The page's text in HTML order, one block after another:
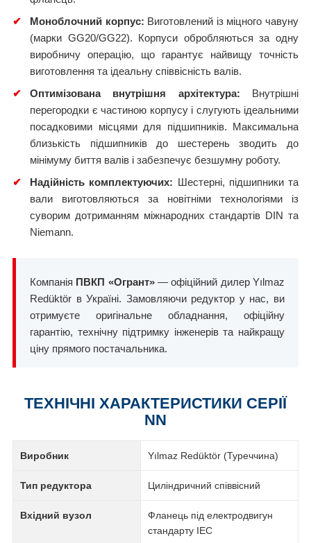
✔
Моноблочний корпус: Виготовлений із міцного чавуну
(марки GG20/GG22). Корпуси обробляються за одну
виробничу операцію, що гарантує найвищу точність
виготовлення та ідеальну співвісність валів.
✔
Оптимізована внутрішня архітектура: Внутрішні
перегородки є частиною корпусу і слугують ідеальними
посадковими місцями для підшипників. Максимальна
близькість підшипників до шестерень зводить до
мінімуму биття валів і забезпечує безшумну роботу.
✔
Надійність комплектуючих: Шестерні, підшипники та
вали виготовляються за новітніми технологіями із
суворим дотриманням міжнародних стандартів DIN та
Niemann.
Компанія ПВКП «Огрант»— офіційний дилер Yılmaz
Redüktör в Україні. Замовляючи редуктор у нас, ви
отримуєте оригінальне обладнання, офіційну
гарантію, технічну підтримку інженерів та найкращу
ціну прямого постачальника.
ТЕХНІЧНІ ХАРАКТЕРИСТИКИ СЕРІЇ
NN
Виробник Yılmaz Redüktör (Туреччина)
Тип редуктора Циліндричний співвісний
Вхідний вузол
Фланець під електродвигун
стандарту IEC